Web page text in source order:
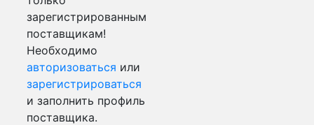
зарегистрированным
поставщикам!
Необходимо
авторизоваться или
зарегистрироваться
и заполнить профиль
поставщика.